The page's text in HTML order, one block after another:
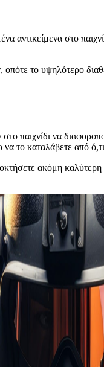
αντικείμενα στο
το υψηλότερο
παιχνίδι να
το καταλάβετε από
ακόμη